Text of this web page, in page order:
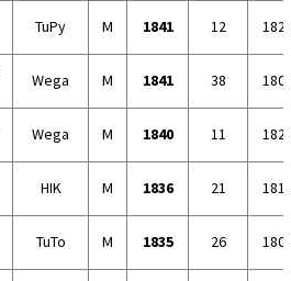
TuPy M 1841 12
Wega M 1841 38
Wega M 1840 11
HIK M 1836 21
TuTo M 1835 26